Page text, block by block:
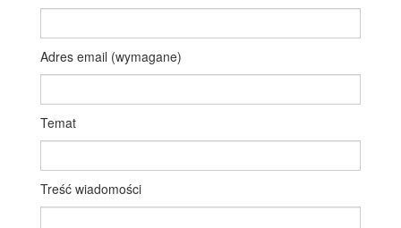
Adres email (wymagane)
Temat
Treść wiadomości